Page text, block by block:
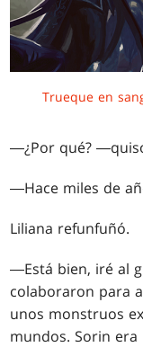
Trueque en
―¿Por qué?
―Hace miles de
Liliana refunfuñó.
―Está bien, iré al
colaboraron para
unos monstruos
mundos. Sorin